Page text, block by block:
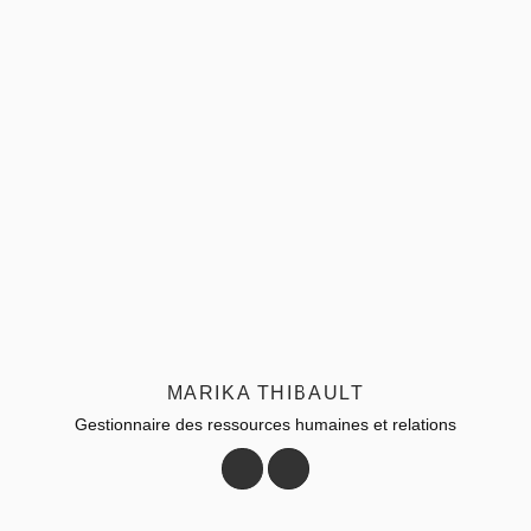
MARIKA THIBAULT
Gestionnaire des ressources humaines et relations